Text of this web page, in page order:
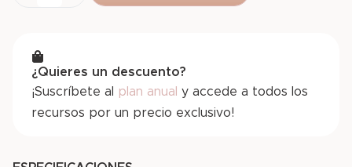
¿Quieres un descuento?
¡Suscríbete al
plan anual y accede a todos los
recursos por un precio exclusivo!